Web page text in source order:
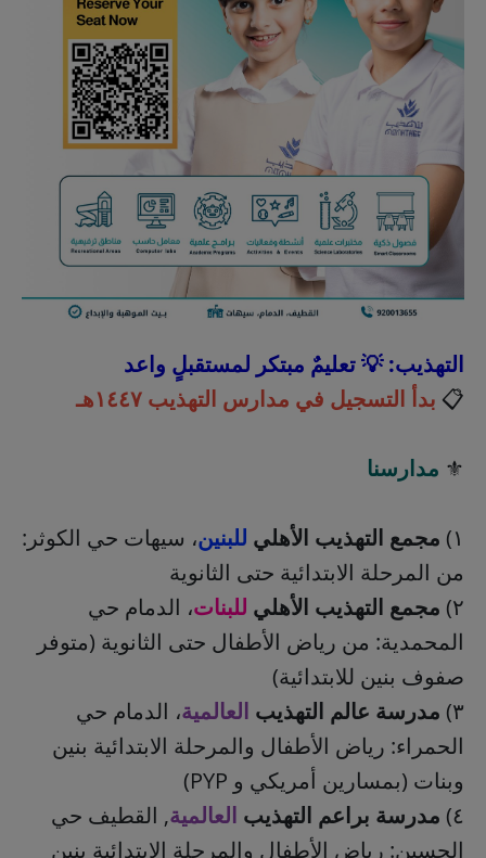
التهذيب: 💡 تعليمٌ مبتكر لمستقبلٍ واعد
📋 بدأ التسجيل في مدارس التهذيب ١٤٤٧هـ
⚜️ مدارسنا
١) مجمع التهذيب الأهلي للبنين، سيهات حي الكوثر:
من المرحلة الابتدائية حتى الثانوية
٢) مجمع التهذيب الأهلي للبنات، الدمام حي
المحمدية: من رياض الأطفال حتى الثانوية (متوفر
صفوف بنين للابتدائية)
٣) مدرسة عالم التهذيب العالمية، الدمام حي
الحمراء: رياض الأطفال والمرحلة الابتدائية بنين
وبنات (بمسارين أمريكي و PYP)
٤) مدرسة براعم التهذيب العالمية, القطيف حي
الحسين: رياض الأطفال والمرحلة الابتدائية بنين